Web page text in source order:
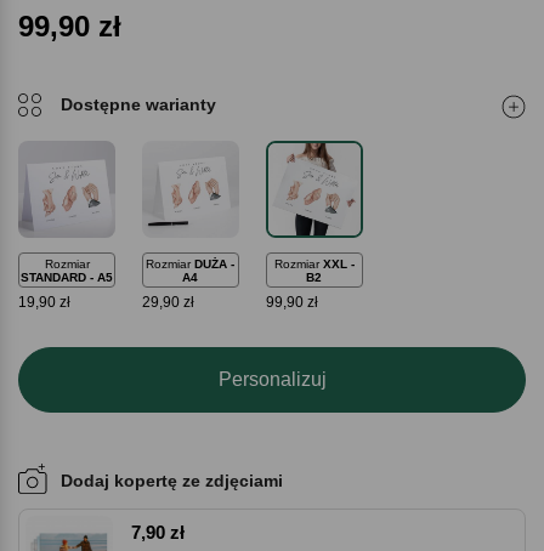
99,90 zł
Dostępne warianty
Rozmiar
STANDARD - A5
19,90 zł
Rozmiar DUŻA -
A4
29,90 zł
Rozmiar XXL -
B2
99,90 zł
Personalizuj
Dodaj kopertę ze zdjęciami
7,90 zł